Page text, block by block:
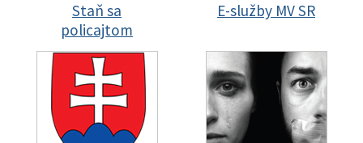
Staň sa
policajtom
E-služby MV SR